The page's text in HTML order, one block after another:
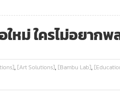
หม่ ใครไม่อยากพ
,[Art Solutions],[Bambu Lab],